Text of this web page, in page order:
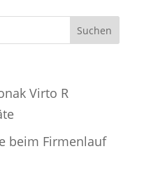
Virto R
beim Firmenlauf